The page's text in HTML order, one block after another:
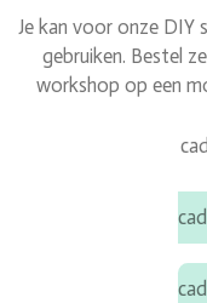
Je kan voor onze DIY
gebruiken. Bestel
workshop op een